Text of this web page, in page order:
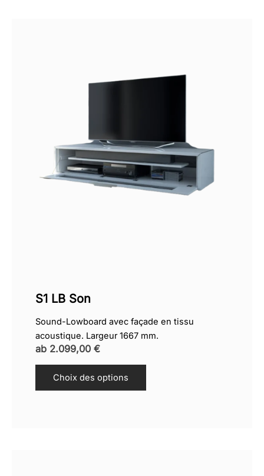
S1 LB Son
Sound-Lowboard avec façade en tissu
acoustique. Largeur 1667 mm.
ab 2.099,00 €
Choix des options